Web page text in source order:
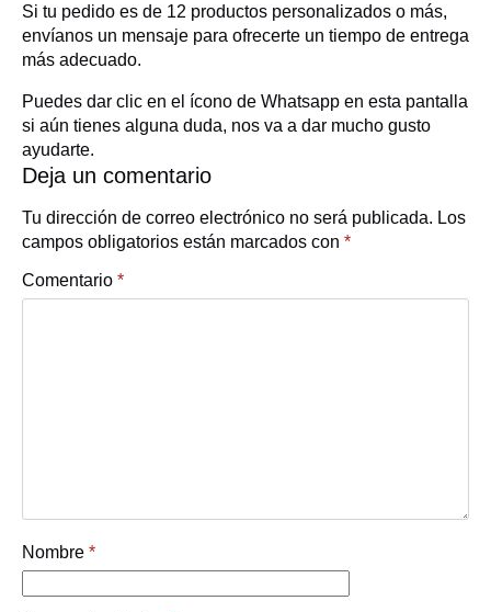
Si tu pedido es de 12 productos personalizados o más,
envíanos un mensaje para ofrecerte un tiempo de entrega
más adecuado.
Puedes dar clic en el ícono de Whatsapp en esta pantalla
si aún tienes alguna duda, nos va a dar mucho gusto
ayudarte.
Deja un comentario
Tu dirección de correo electrónico no será publicada. Los
campos obligatorios están marcados con *
Comentario *
Nombre *